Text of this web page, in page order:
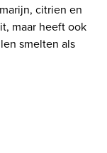
citrien en
maar heeft ook
smelten als